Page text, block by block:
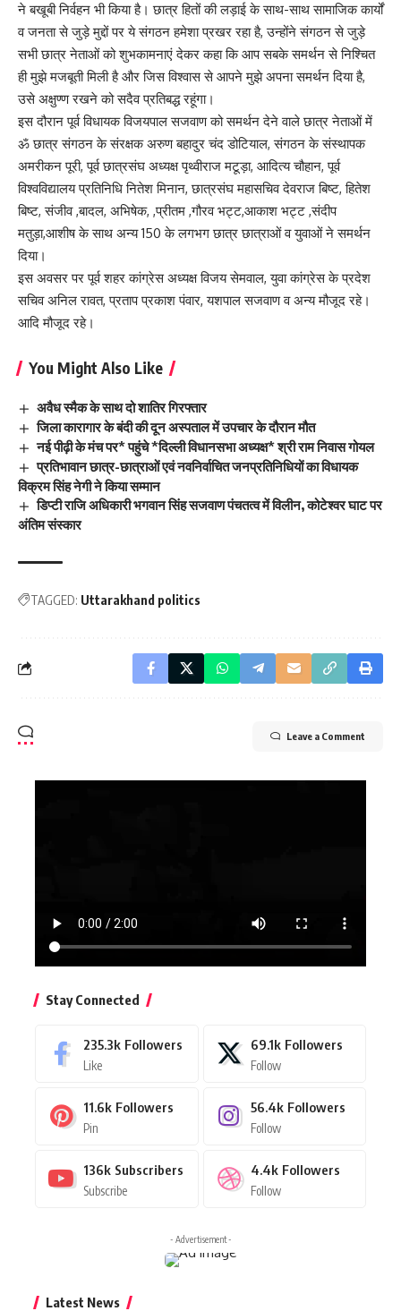
ने बखूबी निर्वहन भी किया है। छात्र हितों की लड़ाई के साथ-साथ सामाजिक कार्यों
व जनता से जुड़े मुद्दों पर ये संगठन हमेशा प्रखर रहा है, उन्होंने संगठन से जुड़े
सभी छात्र नेताओं को शुभकामनाएं देकर कहा कि आप सबके समर्थन से निश्चित
ही मुझे मजबूती मिली है और जिस विश्वास से आपने मुझे अपना समर्थन दिया है,
उसे अक्षुण्ण रखने को सदैव प्रतिबद्ध रहूंगा।
इस दौरान पूर्व विधायक विजयपाल सजवाण को समर्थन देने वाले छात्र नेताओं में
ॐ छात्र संगठन के संरक्षक अरुण बहादुर चंद डोटियाल, संगठन के संस्थापक
अमरीकन पूरी, पूर्व छात्रसंघ अध्यक्ष पृथ्वीराज मटूड़ा, आदित्य चौहान, पूर्व
विश्वविद्यालय प्रतिनिधि नितेश मिनान, छात्रसंघ महासचिव देवराज बिष्ट, हितेश
बिष्ट, संजीव ,बादल, अभिषेक, ,प्रीतम ,गौरव भट्ट,आकाश भट्ट ,संदीप
मतुड़ा,आशीष के साथ अन्य 150 के लगभग छात्र छात्राओं व युवाओं ने समर्थन
दिया।
इस अवसर पर पूर्व शहर कांग्रेस अध्यक्ष विजय सेमवाल, युवा कांग्रेस के प्रदेश
सचिव अनिल रावत, प्रताप प्रकाश पंवार, यशपाल सजवाण व अन्य मौजूद रहे।
आदि मौजूद रहे।
You Might Also Like
अवैध स्मैक के साथ दो शातिर गिरफ्तार
जिला कारागार के बंदी की दून अस्पताल में उपचार के दौरान मौत
नई पीढ़ी के मंच पर* पहुंचे *दिल्ली विधानसभा अध्यक्ष* श्री राम निवास गोयल
प्रतिभावान छात्र-छात्राओं एवं नवनिर्वाचित जनप्रतिनिधियों का विधायक
विक्रम सिंह नेगी ने किया सम्मान
डिप्टी राजि अधिकारी भगवान सिंह सजवाण पंचतत्व में विलीन, कोटेश्वर घाट पर
अंतिम संस्कार
TAGGED: Uttarakhand politics
Leave a Comment
Stay Connected
235.3k Followers
Like
69.1k Followers
Follow
11.6k Followers
Pin
56.4k Followers
Follow
136k Subscribers
Subscribe
4.4k Followers
Follow
- Advertisement -
Latest News